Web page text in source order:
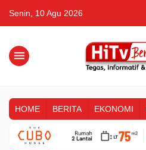
Senin, 10 Agu 2026
menu
HOME BERITA EKONOMI